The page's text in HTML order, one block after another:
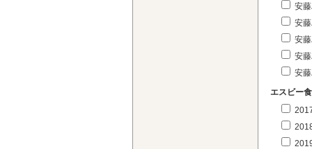
安
安
安
安
安
エスビー